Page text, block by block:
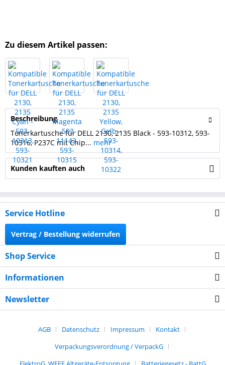
Zu diesem Artikel passen:
Beschreibung
Tonerkartusche für DELL 2130, 2135 Black - 593-10312, 593-
10316, P237C mit Chip... mehr
Kunden kauften auch
Service Hotline
Vertrag / Bestellung widerrufen
Shop Service
Informationen
Newsletter
AGB Datenschutz Impressum
Kontakt
Verpackungsverordnung / VerpackG